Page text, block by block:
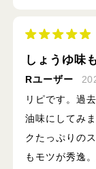
しょうゆ味
Rユーザー
リピです。過
油味にしてみ
クたっぷりの
もモツが秀逸